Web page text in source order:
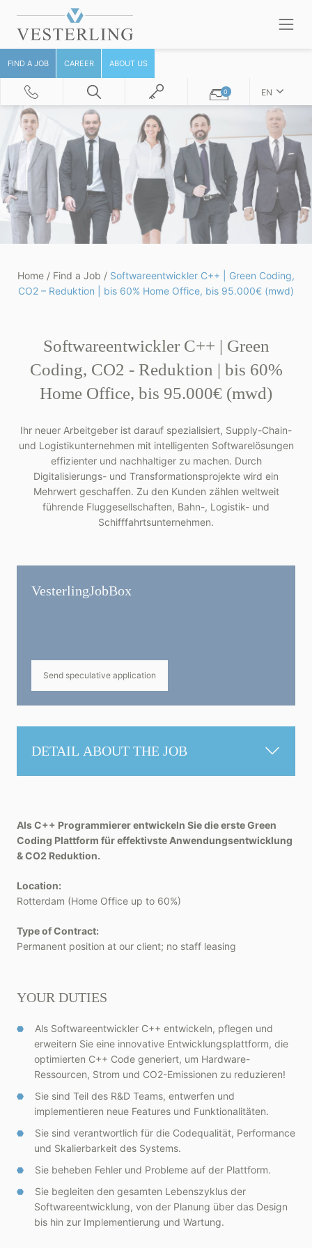
FIND A JOB CAREER ABOUT US
0 EN
Home / Find a Job / Softwareentwickler C++ | Green Coding,
CO2 – Reduktion | bis 60% Home Office, bis 95.000€ (mwd)
Softwareentwickler C++ | Green
Coding, CO2 - Reduktion | bis 60%
Home Office, bis 95.000€ (mwd)
Ihr neuer Arbeitgeber ist darauf spezialisiert, Supply-Chain-
und Logistikunternehmen mit intelligenten Softwarelösungen
effizienter und nachhaltiger zu machen. Durch
Digitalisierungs- und Transformationsprojekte wird ein
Mehrwert geschaffen. Zu den Kunden zählen weltweit
führende Fluggesellschaften, Bahn-, Logistik- und
Schifffahrtsunternehmen.
Vesterling­JobBox
Send speculative application
DETAIL ABOUT THE JOB
Als C++ Programmierer entwickeln Sie die erste Green
Coding Plattform für effektivste Anwendungsentwicklung
& CO2 Reduktion.
Location:
Rotterdam (Home Office up to 60%)
Type of Contract:
Permanent position at our client; no staff leasing
YOUR DUTIES
Als Softwareentwickler C++ entwickeln, pflegen und
erweitern Sie eine innovative Entwicklungsplattform, die
optimierten C++ Code generiert, um Hardware-
Ressourcen, Strom und CO2-Emissionen zu reduzieren!
Sie sind Teil des R&D Teams, entwerfen und
implementieren neue Features und Funktionalitäten.
Sie sind verantwortlich für die Codequalität, Performance
und Skalierbarkeit des Systems.
Sie beheben Fehler und Probleme auf der Plattform.
Sie begleiten den gesamten Lebenszyklus der
Softwareentwicklung, von der Planung über das Design
bis hin zur Implementierung und Wartung.